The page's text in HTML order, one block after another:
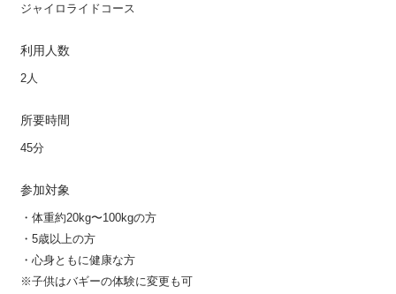
ジャイロライドコース
利用人数
2人
所要時間
45分
参加対象
・体重約20kg〜100kgの方
・5歳以上の方
・心身ともに健康な方
※子供はバギーの体験に変更も可